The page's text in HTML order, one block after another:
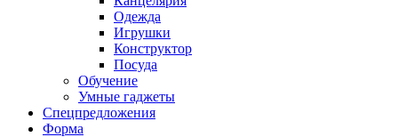
Одежда
Игрушки
Конструктор
Посуда
Обучение
Умные гаджеты
Спецпредложения
Форма